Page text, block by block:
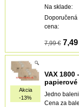
Na sklade:
Doporučená
cena:
7,99 €
Akcia
-13%
VAX
Jedno
Cena za